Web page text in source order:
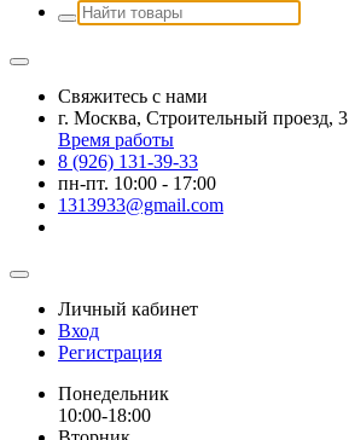
Свяжитесь с нами
г. Москва, Строительный проезд, 3
Время работы
8 (926) 131-39-33
пн-пт. 10:00 - 17:00
1313933@gmail.com
Личный кабинет
Вход
Регистрация
Понедельник
10:00-18:00